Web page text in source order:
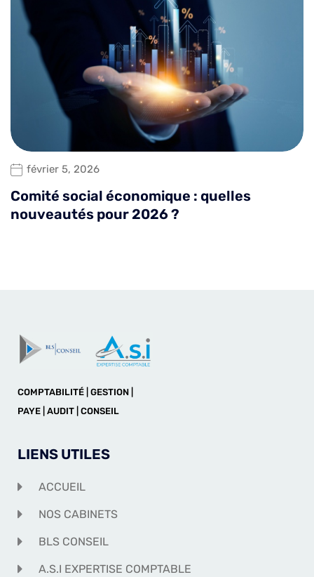
février 5, 2026
Comité social économique : quelles
nouveautés pour 2026 ?
COMPTABILITÉ | GESTION |
PAYE | AUDIT | CONSEIL
LIENS UTILES
ACCUEIL
NOS CABINETS
BLS CONSEIL
A.S.I EXPERTISE COMPTABLE